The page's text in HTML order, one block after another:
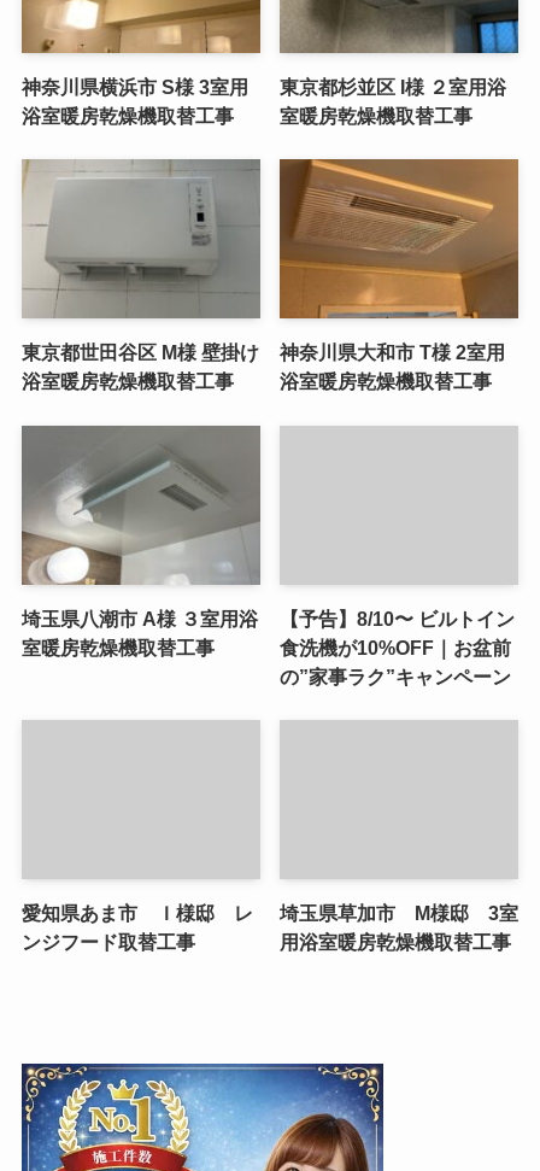
神奈川県横浜市 S様 3室用
浴室暖房乾燥機取替工事
東京都杉並区 I様 ２室用浴
室暖房乾燥機取替工事
東京都世田谷区 M様 壁掛け
浴室暖房乾燥機取替工事
神奈川県大和市 T様 2室用
浴室暖房乾燥機取替工事
埼玉県八潮市 A様 ３室用浴
室暖房乾燥機取替工事
【予告】8/10〜 ビルトイン
食洗機が10%OFF｜お盆前
の”家事ラク”キャンペーン
愛知県あま市 Ｉ様邸 レ
ンジフード取替工事
埼玉県草加市 M様邸 3室
用浴室暖房乾燥機取替工事